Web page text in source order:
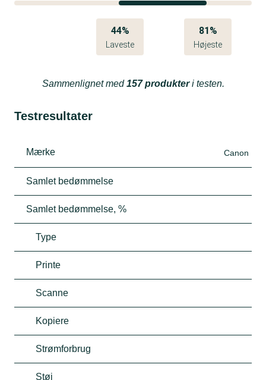
44%
Laveste
81%
Højeste
Sammenlignet med157 produkteri testen.
Testresultater
Mærke Canon
Samlet bedømmelse
Samlet bedømmelse, %
Type
Printe
Scanne
Kopiere
Strømforbrug
Støj